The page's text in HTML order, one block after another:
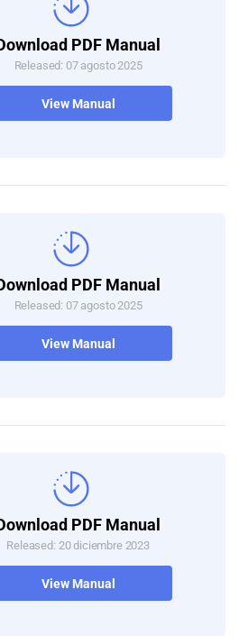
PDF Manual
Released: 07 agosto 2025
View Manual
PDF Manual
Released: 07 agosto 2025
View Manual
PDF Manual
Released: 20 diciembre 2023
View Manual